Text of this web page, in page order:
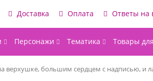
Доставка Оплата Ответы на
Персонажи Тематика Товары
верхушке, большим сердцем с надписью, и